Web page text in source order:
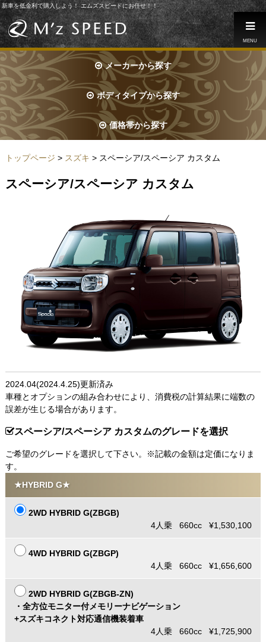
新車を低金利で購入しよう！ エムズスピードにお任せ！！
MENU
メーカーから探す
ボディタイプから探す
価格帯から探す
トップページ > スズキ > スペーシア/スペーシア カスタム
スペーシア/スペーシア カスタム
2024.04(2024.4.25)更新済み
車種とオプションの組み合わせにより、消費税の計算結果に端数の
誤差が生じる場合があります。
スペーシア/スペーシア カスタムのグレードを選択
ご希望のグレードを選択して下さい。※記載の金額は定価になりま
す。
★HYBRID G★
2WD HYBRID G(ZBGB)
4人乗 660cc ¥1,530,100
4WD HYBRID G(ZBGP)
4人乗 660cc ¥1,656,600
2WD HYBRID G(ZBGB-ZN)
・全方位モニター付メモリーナビゲーション
+スズキコネクト対応通信機装着車
4人乗 660cc ¥1,725,900